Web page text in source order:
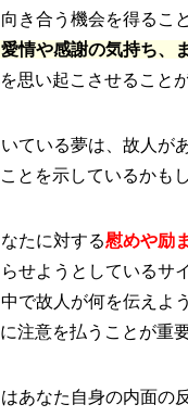
き合う機会を得るこ
情や感謝の気持ち、
を思い起こさせること
ている夢は、故人が
とを示しているかも
たに対する慰めや励
せようとしているサ
で故人が何を伝えよ
注意を払うことが重要
あなた自身の内面の